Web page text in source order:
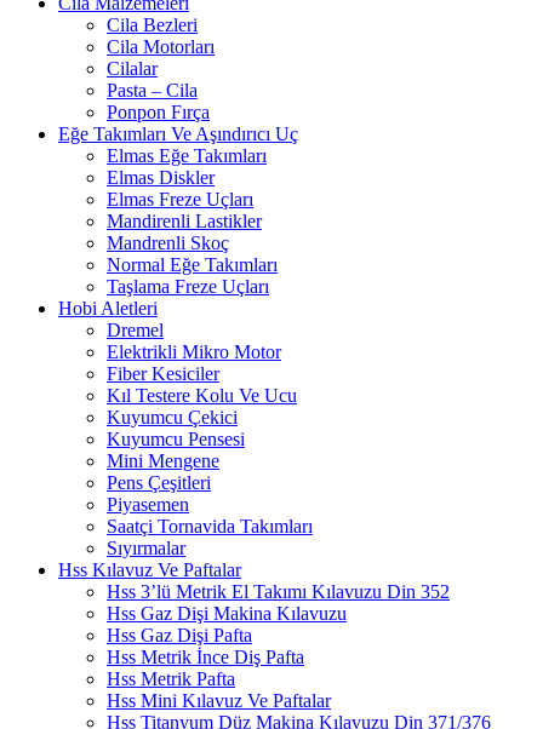
Cila Bezleri
Cila Motorları
Cilalar
Pasta – Cila
Ponpon Fırça
Eğe Takımları Ve Aşındırıcı Uç
Elmas Eğe Takımları
Elmas Diskler
Elmas Freze Uçları
Mandirenli Lastikler
Mandrenli Skoç
Normal Eğe Takımları
Taşlama Freze Uçları
Hobi Aletleri
Dremel
Elektrikli Mikro Motor
Fiber Kesiciler
Kıl Testere Kolu Ve Ucu
Kuyumcu Çekici
Kuyumcu Pensesi
Mini Mengene
Pens Çeşitleri
Piyasemen
Saatçi Tornavida Takımları
Sıyırmalar
Hss Kılavuz Ve Paftalar
Hss 3’lü Metrik El Takımı Kılavuzu Din 352
Hss Gaz Dişi Makina Kılavuzu
Hss Gaz Dişi Pafta
Hss Metrik İnce Diş Pafta
Hss Metrik Pafta
Hss Mini Kılavuz Ve Paftalar
Hss Titanyum Düz Makina Kılavuzu Din 371/376